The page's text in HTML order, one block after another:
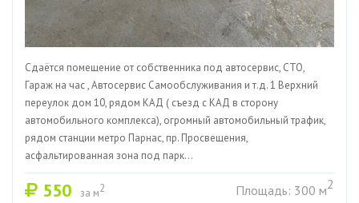
Сдаётся помещение от собственника под автосервис, СТО,
Гараж на час , Автосервис Самообслуживания и т.д. 1 Верхний
переулок дом 10, рядом КАД ( съезд с КАД в сторону
автомобильного комплекса), огромный автомобильный трафик,
рядом станции метро Парнас, пр. Просвещения,
асфальтированная зона под парк...
550 за м2 Площадь: 300 м2